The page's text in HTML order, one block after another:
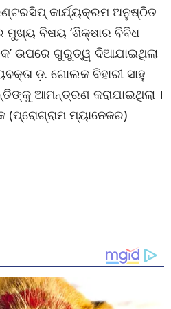
କାର୍ଯ୍ୟକ୍ରମ ଅନୁଷ୍ଠିତ
ମୁଖ୍ୟ ବିଷୟ ‘ଶିକ୍ଷାର ବିବିଧ
ଉପରେ ଗୁରୁତ୍ୱ ଦିଆଯାଇଥିଲା
ଡ଼. ଗୋଲକ ବିହାରୀ ସାହୁ
ଆମନ୍ତ୍ରଣ କରାଯାଇଥିଲା ।
(ପ୍ରୋଗ୍ରାମ ମ୍ୟାନେଜର)